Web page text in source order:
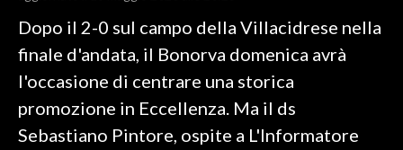
MOTORI
CULTURA
Dopo il 2-0 sul campo della Villacidrese nella
finale d'andata, il Bonorva domenica avrà
l'occasione di centrare una storica
promozione in Eccellenza. Ma il ds
Sebastiano Pintore, ospite a L'Informatore